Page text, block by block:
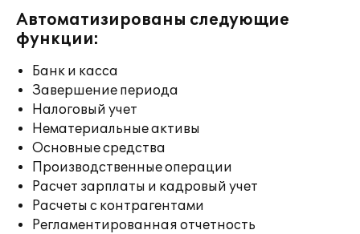
Автоматизированы следующие
функции:
Банк и касса
Завершение периода
Налоговый учет
Нематериальные активы
Основные средства
Производственные операции
Расчет зарплаты и кадровый учет
Расчеты с контрагентами
Регламентированная отчетность